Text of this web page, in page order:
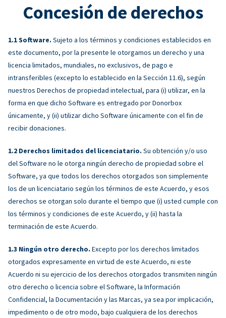
Concesión de derechos
Software. Sujeto a los términos y condiciones establecidos en
este documento, por la presente le otorgamos un derecho y una
licencia limitados, mundiales, no exclusivos, de pago e
intransferibles (excepto lo establecido en la Sección 11.6), según
nuestros Derechos de propiedad intelectual, para (i) utilizar, en la
forma en que dicho Software es entregado por Donorbox
únicamente, y (ii) utilizar dicho Software únicamente con el fin de
recibir donaciones.
Derechos limitados del licenciatario. Su obtención y/o uso
del Software no le otorga ningún derecho de propiedad sobre el
Software, ya que todos los derechos otorgados son simplemente
los de un licenciatario según los términos de este Acuerdo, y esos
derechos se otorgan solo durante el tiempo que (i) usted cumple con
los términos y condiciones de este Acuerdo, y (ii) hasta la
terminación de este Acuerdo.
Ningún otro derecho. Excepto por los derechos limitados
otorgados expresamente en virtud de este Acuerdo, ni este
Acuerdo ni su ejercicio de los derechos otorgados transmiten ningún
otro derecho o licencia sobre el Software, la Información
Confidencial, la Documentación y las Marcas, ya sea por implicación,
impedimento o de otro modo, bajo cualquiera de los derechos